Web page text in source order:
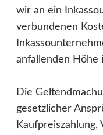
wir an ein
verbundenen
anfallenden Höhe
Die
gesetzlicher
Kaufpreiszahlung,